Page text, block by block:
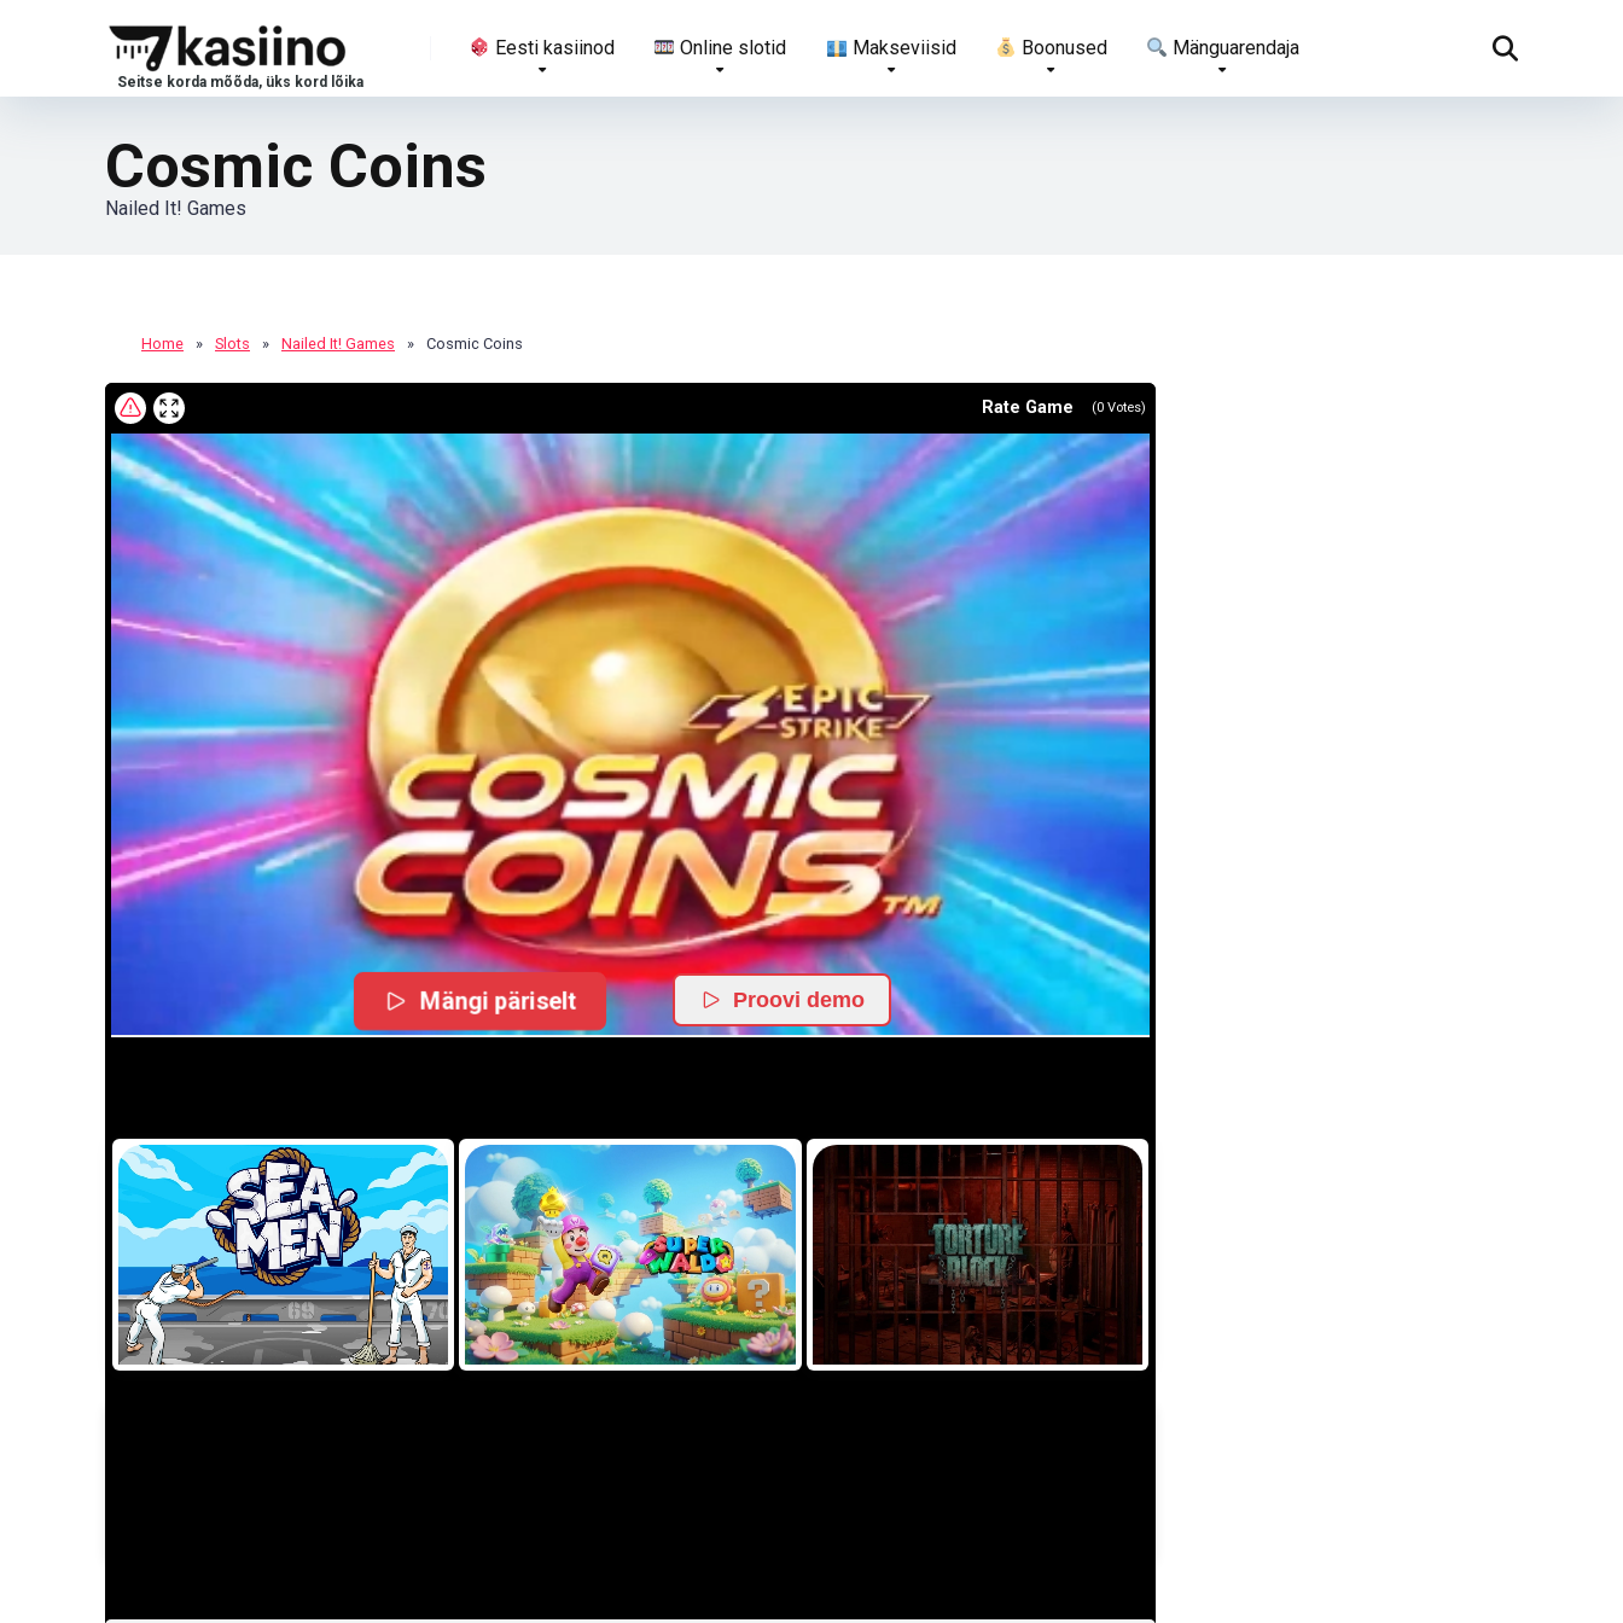
Eesti kasiinod Online slotid Makseviisid Boonused Mänguarendaja
Cosmic Coins
Nailed It! Games
Home » Slots » Nailed It! Games » Cosmic Coins
Rate Game (0 Votes)
Mängi päriselt Proovi demo